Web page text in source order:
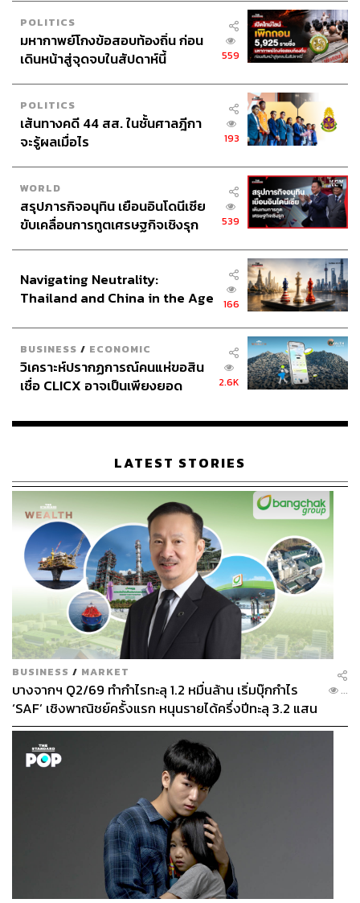
POLITICS
มหากาพย์โกงข้อสอบท้องถิ่น ก่อน
เดินหน้าสู่จุดจบในสัปดาห์นี้
559
POLITICS
เส้นทางคดี 44 สส. ในชั้นศาลฎีกา
จะรู้ผลเมื่อไร
193
WORLD
สรุปภารกิจอนุทิน เยือนอินโดนีเซีย
ขับเคลื่อนการทูตเศรษฐกิจเชิงรุก
539
Navigating Neutrality:
Thailand and China in the Age
166
BUSINESS / ECONOMIC
วิเคราะห์ปรากฏการณ์คนแห่ขอสิน
เชื่อ CLICX อาจเป็นเพียงยอด
เรือนไทยที่ถูกซุกไว้
2.6K
LATEST STORIES
BUSINESS / MARKET
บางจากฯ Q2/69 ทำกำไรทะลุ 1.2 หมื่นล้าน เริ่มบุ๊กกำไร
‘SAF’ เชิงพาณิชย์ครั้งแรก หนุนรายได้ครึ่งปีทะลุ 3.2 แสน
ล้าน
...